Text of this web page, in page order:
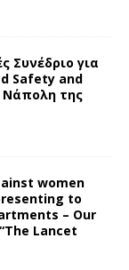
Συνέδριο για
Safety and
Νάπολη της
women
to
– Our
Lancet